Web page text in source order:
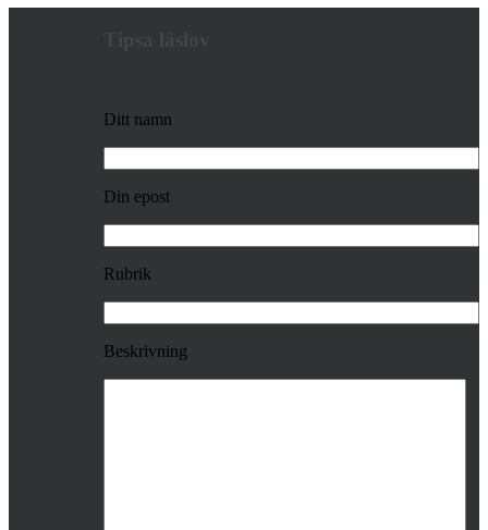
Ditt namn
Din epost
Rubrik
Beskrivning